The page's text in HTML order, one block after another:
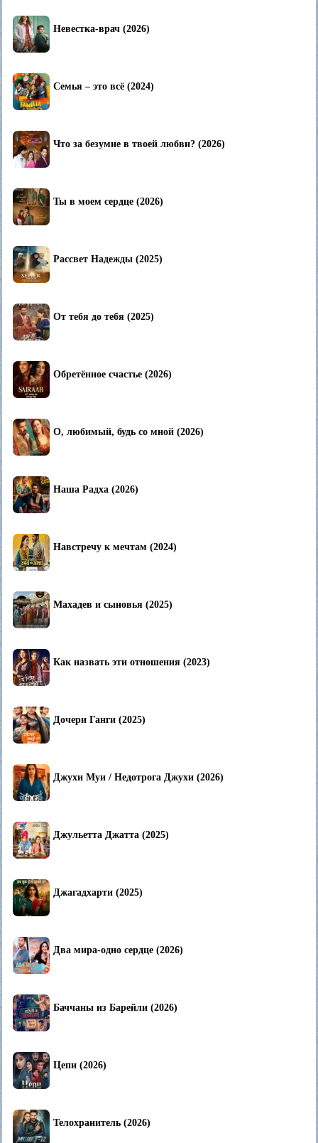
Невестка-врач (2026)
Семья – это всё (2024)
Что за безумие в твоей любви? (2026)
Ты в моем сердце (2026)
Рассвет Надежды (2025)
От тебя до тебя (2025)
Обретённое счастье (2026)
О, любимый, будь со мной (2026)
Наша Радха (2026)
Навстречу к мечтам (2024)
Махадев и сыновья (2025)
Как назвать эти отношения (2023)
Дочери Ганги (2025)
Джухи Муи / Недотрога Джухи (2026)
Джульетта Джатта (2025)
Джагадхарти (2025)
Два мира-одно сердце (2026)
Баччаны из Барейли (2026)
Цепи (2026)
Телохранитель (2026)